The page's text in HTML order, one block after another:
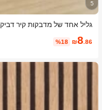
5
גליל אחד של מדבקות קיר
לוף והדבקה של אריחי קיר
עיצוב קיר
₪8 .86
%18